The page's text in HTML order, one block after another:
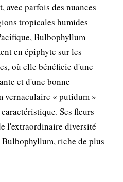
avec parfois des nuances
tropicales humides
Bulbophyllum
en épiphyte sur les
où elle bénéficie d'une
et d'une bonne
vernaculaire « putidum »
Ses fleurs
l'extraordinaire diversité
riche de plus